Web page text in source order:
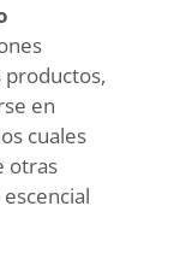
productos,
en
cuales
otras